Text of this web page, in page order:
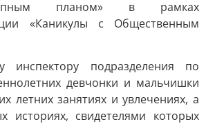
крупным планом» в рамках
«Каникулы с Общественным
инспектору подразделения по
девчонки и мальчишки
летних занятиях и увлечениях, а
историях, свидетелями которых